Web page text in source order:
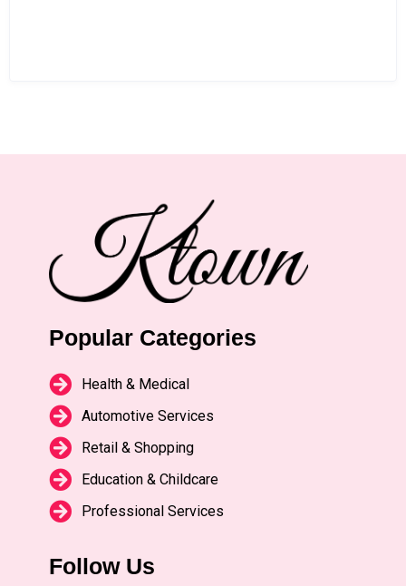
Popular Categories
Health & Medical
Automotive Services
Retail & Shopping
Education & Childcare
Professional Services
Follow Us